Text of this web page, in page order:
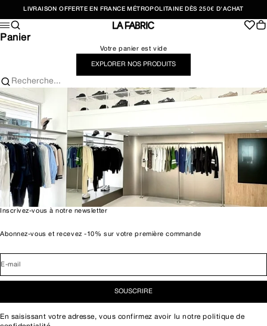
LIVRAISON OFFERTE EN FRANCE MÉTROPOLITAINE DÈS 250€ D'ACHAT
LA FABRIC SHOP
Menu
Recherche
Panier
Votre panier est vide
EXPLORER NOS PRODUITS
Recherche...
Inscrivez-vous à notre newsletter
Abonnez-vous et recevez -10% sur votre première commande
E-mail
SOUSCRIRE
En saisissant votre adresse, vous confirmez avoir lu notrepolitique de